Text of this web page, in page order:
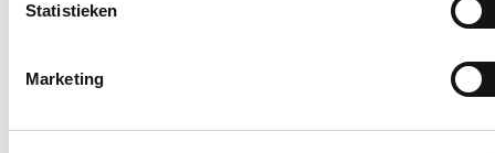
Statistieken
Marketing
schermen langs E40 en op complex Aalter